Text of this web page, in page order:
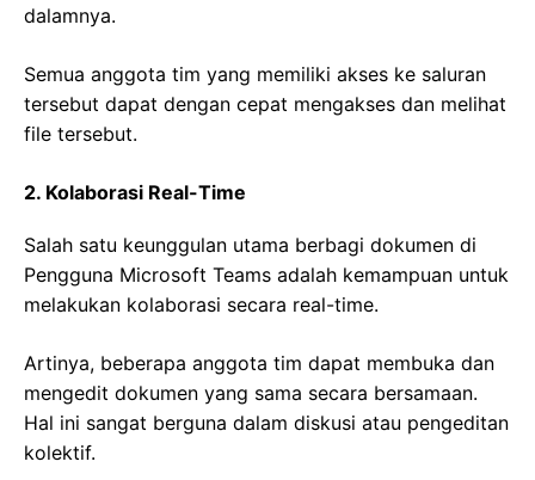
dalamnya.
Semua anggota tim yang memiliki akses ke saluran
tersebut dapat dengan cepat mengakses dan melihat
file tersebut.
2. Kolaborasi Real-Time
Salah satu keunggulan utama berbagi dokumen di
Pengguna Microsoft Teams adalah kemampuan untuk
melakukan kolaborasi secara real-time.
Artinya, beberapa anggota tim dapat membuka dan
mengedit dokumen yang sama secara bersamaan.
Hal ini sangat berguna dalam diskusi atau pengeditan
kolektif.